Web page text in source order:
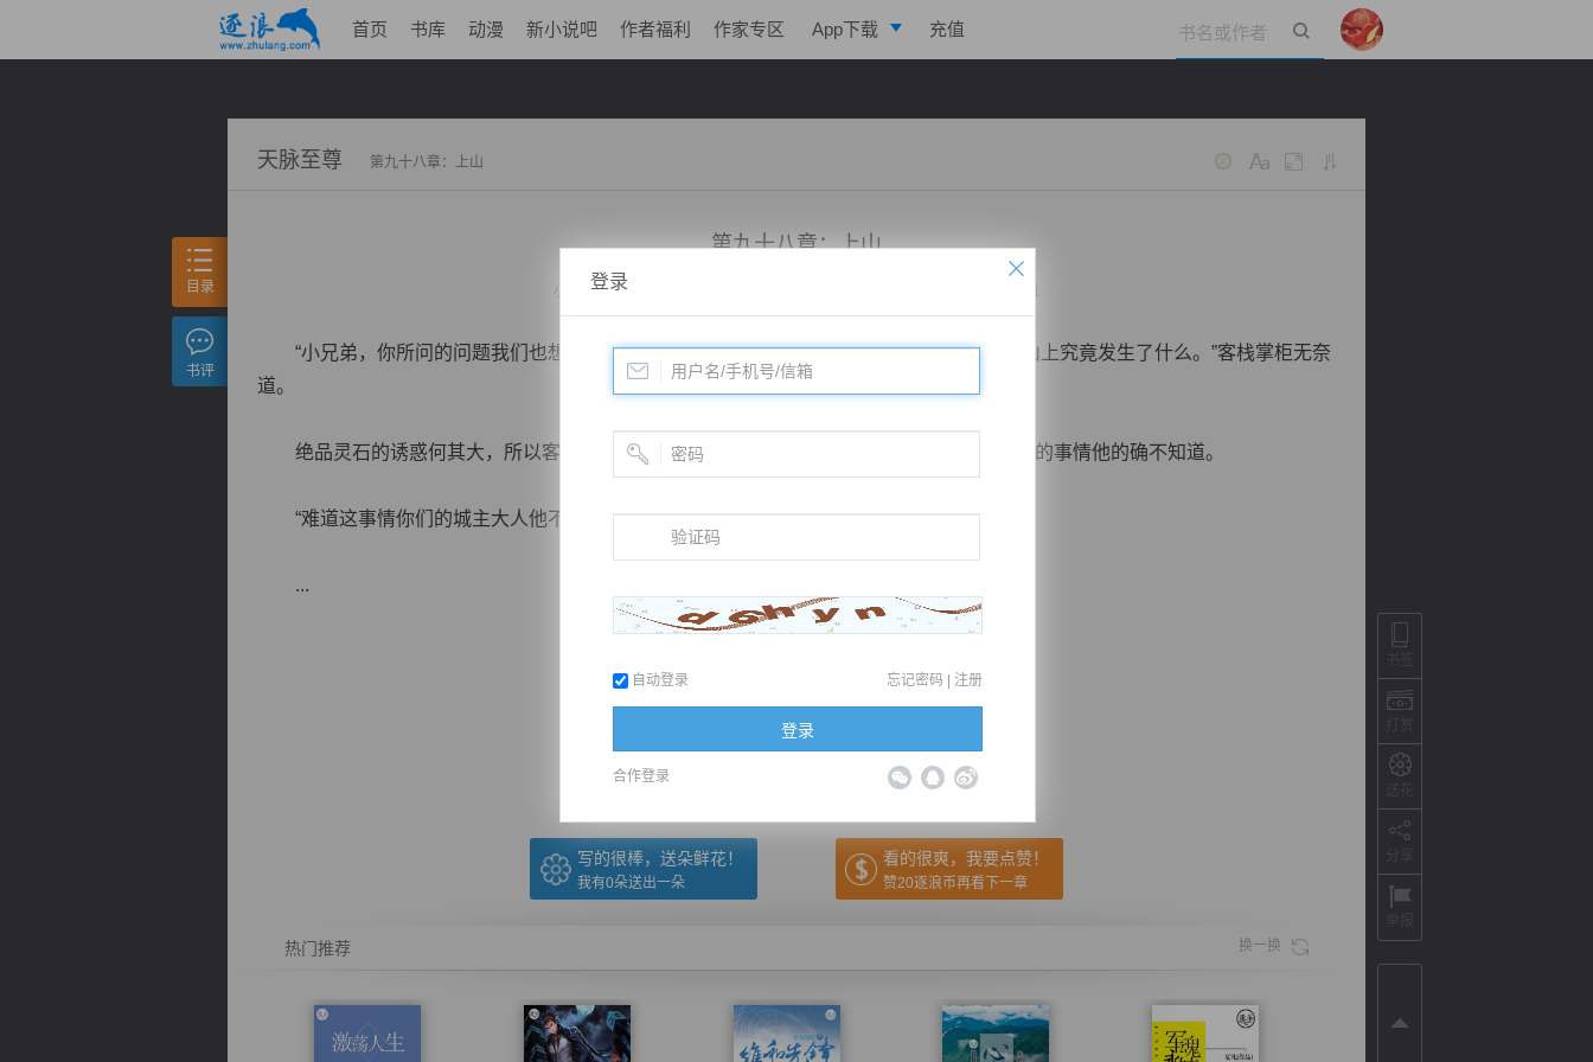
首页 书库 动漫 新小说吧 作者福利 作家专区 App下载 充值
天脉至尊 第九十八章：上山
第九十八章：上山
小说：天脉至尊 更新时间：2015-03-06 08:02 字数：3021
“小兄弟，你所问的问题我们也想知道，不过很可惜，到现在为止也没有人弄清楚那太乙山上究竟发生了什么。”客栈掌柜无奈
道。
绝品灵石的诱惑何其大，所以客栈掌柜自然很想赚这笔钱了，不过很可惜，萧林想要知道的事情他的确不知道。
“难道这事情你们的城主大人他不管么？”萧林询问道。
...
（← 快捷键 上一章 回目录 下一章 快捷键→）
写的很棒，送朵鲜花！
我有0朵送出一朵
看的很爽，我要点赞！
赞20逐浪币再看下一章
热门推荐 换一换
目录
书评
登录
自动登录 忘记密码 | 注册
登录
合作登录